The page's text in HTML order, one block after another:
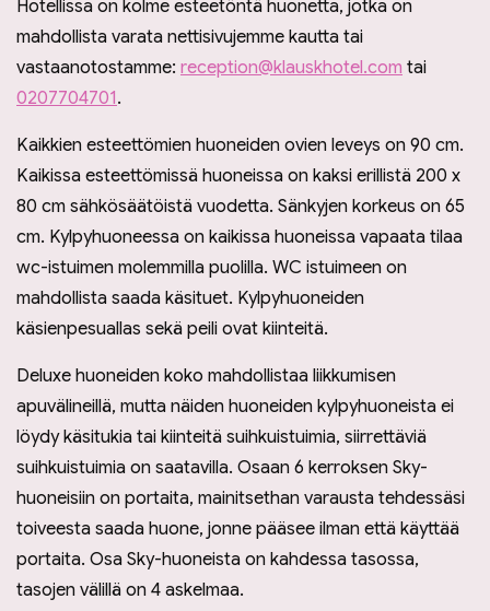
Hotellissa on kolme esteetöntä huonetta, jotka on
mahdollista varata nettisivujemme kautta tai
vastaanotostamme: reception@klauskhotel.com tai
0207704701.
Kaikkien esteettömien huoneiden ovien leveys on 90 cm.
Kaikissa esteettömissä huoneissa on kaksi erillistä 200 x
80 cm sähkösäätöistä vuodetta. Sänkyjen korkeus on 65
cm. Kylpyhuoneessa on kaikissa huoneissa vapaata tilaa
wc-istuimen molemmilla puolilla. WC istuimeen on
mahdollista saada käsituet. Kylpyhuoneiden
käsienpesuallas sekä peili ovat kiinteitä.
Deluxe huoneiden koko mahdollistaa liikkumisen
apuvälineillä, mutta näiden huoneiden kylpyhuoneista ei
löydy käsitukia tai kiinteitä suihkuistuimia, siirrettäviä
suihkuistuimia on saatavilla. Osaan 6 kerroksen Sky-
huoneisiin on portaita, mainitsethan varausta tehdessäsi
toiveesta saada huone, jonne pääsee ilman että käyttää
portaita. Osa Sky-huoneista on kahdessa tasossa,
tasojen välillä on 4 askelmaa.